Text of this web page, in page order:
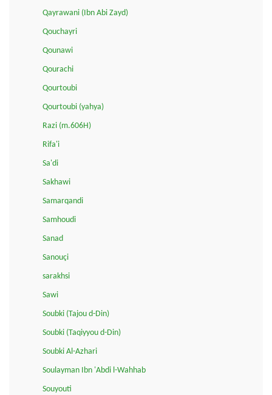
Qayrawani (Ibn Abi Zayd)
Qouchayri
Qounawi
Qourachi
Qourtoubi
Qourtoubi (yahya)
Razi (m.606H)
Rifa'i
Sa'di
Sakhawi
Samarqandi
Samhoudi
Sanad
Sanouçi
sarakhsi
Sawi
Soubki (Tajou d-Din)
Soubki (Taqiyyou d-Din)
Soubki Al-Azhari
Soulayman Ibn 'Abdi l-Wahhab
Souyouti